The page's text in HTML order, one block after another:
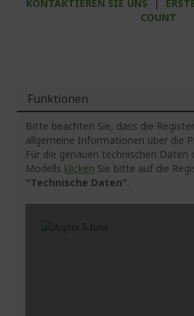
KONTAKTIEREN SIE UNS
COUNT
Funktionen
Bitte beachten Sie, dass die
allgemeine Informationen über die
Für die genauen technischen Daten
Modells klicken Sie bitte auf die
"Technische Daten".